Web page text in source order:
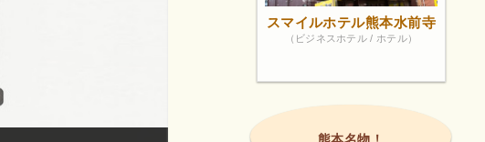
スマイルホテル熊本水前寺
（ビジネスホテル / ホテル）
熊本名物！